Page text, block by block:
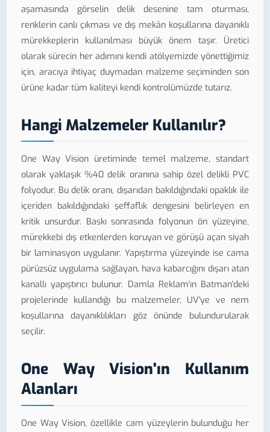
aşamasında görselin delik desenine tam oturması,
renklerin canlı çıkması ve dış mekân koşullarına dayanıklı
mürekkeplerin kullanılması büyük önem taşır. Üretici
olarak sürecin her adımını kendi atölyemizde yönettiğimiz
için, aracıya ihtiyaç duymadan malzeme seçiminden son
ürüne kadar tüm kaliteyi kendi kontrolümüzde tutarız.
Hangi Malzemeler Kullanılır?
One Way Vision üretiminde temel malzeme, standart
olarak yaklaşık %40 delik oranına sahip özel delikli PVC
folyodur. Bu delik oranı, dışarıdan bakıldığındaki opaklık ile
içeriden bakıldığındaki şeffaflık dengesini belirleyen en
kritik unsurdur. Baskı sonrasında folyonun ön yüzeyine,
mürekkebi dış etkenlerden koruyan ve görüşü açan siyah
bir laminasyon uygulanır. Yapıştırma yüzeyinde ise cama
pürüzsüz uygulama sağlayan, hava kabarcığını dışarı atan
kanallı yapıştırıcı bulunur. Damla Reklam'ın Batman'deki
projelerinde kullandığı bu malzemeler, UV'ye ve nem
koşullarına dayanıklılıkları göz önünde bulundurularak
seçilir.
One Way Vision'ın Kullanım
Alanları
One Way Vision, özellikle cam yüzeylerin bulunduğu her